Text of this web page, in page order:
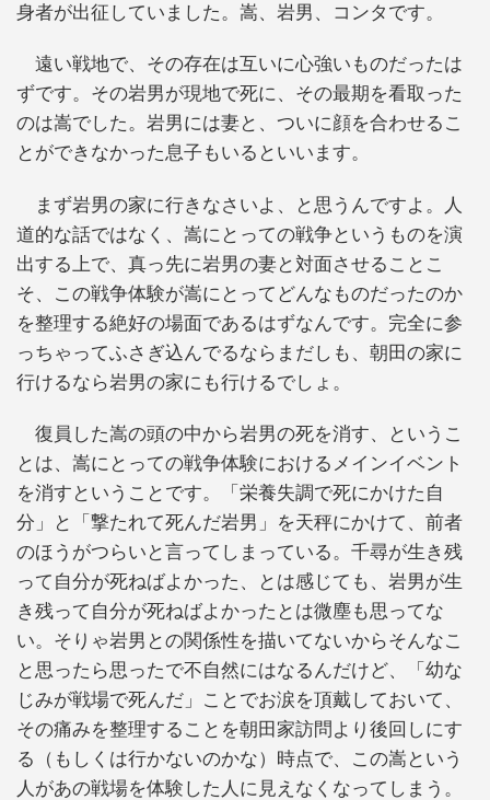
身者が出征していました。嵩、岩男、コンタです。
遠い戦地で、その存在は互いに心強いものだったは
ずです。その岩男が現地で死に、その最期を看取った
のは嵩でした。岩男には妻と、ついに顔を合わせるこ
とができなかった息子もいるといいます。
まず岩男の家に行きなさいよ、と思うんですよ。人
道的な話ではなく、嵩にとっての戦争というものを演
出する上で、真っ先に岩男の妻と対面させることこ
そ、この戦争体験が嵩にとってどんなものだったのか
を整理する絶好の場面であるはずなんです。完全に参
っちゃってふさぎ込んでるならまだしも、朝田の家に
行けるなら岩男の家にも行けるでしょ。
復員した嵩の頭の中から岩男の死を消す、というこ
とは、嵩にとっての戦争体験におけるメインイベント
を消すということです。「栄養失調で死にかけた自
分」と「撃たれて死んだ岩男」を天秤にかけて、前者
のほうがつらいと言ってしまっている。千尋が生き残
って自分が死ねばよかった、とは感じても、岩男が生
き残って自分が死ねばよかったとは微塵も思ってな
い。そりゃ岩男との関係性を描いてないからそんなこ
と思ったら思ったで不自然にはなるんだけど、「幼な
じみが戦場で死んだ」ことでお涙を頂戴しておいて、
その痛みを整理することを朝田家訪問より後回しにす
る（もしくは行かないのかな）時点で、この嵩という
人があの戦場を体験した人に見えなくなってしまう。